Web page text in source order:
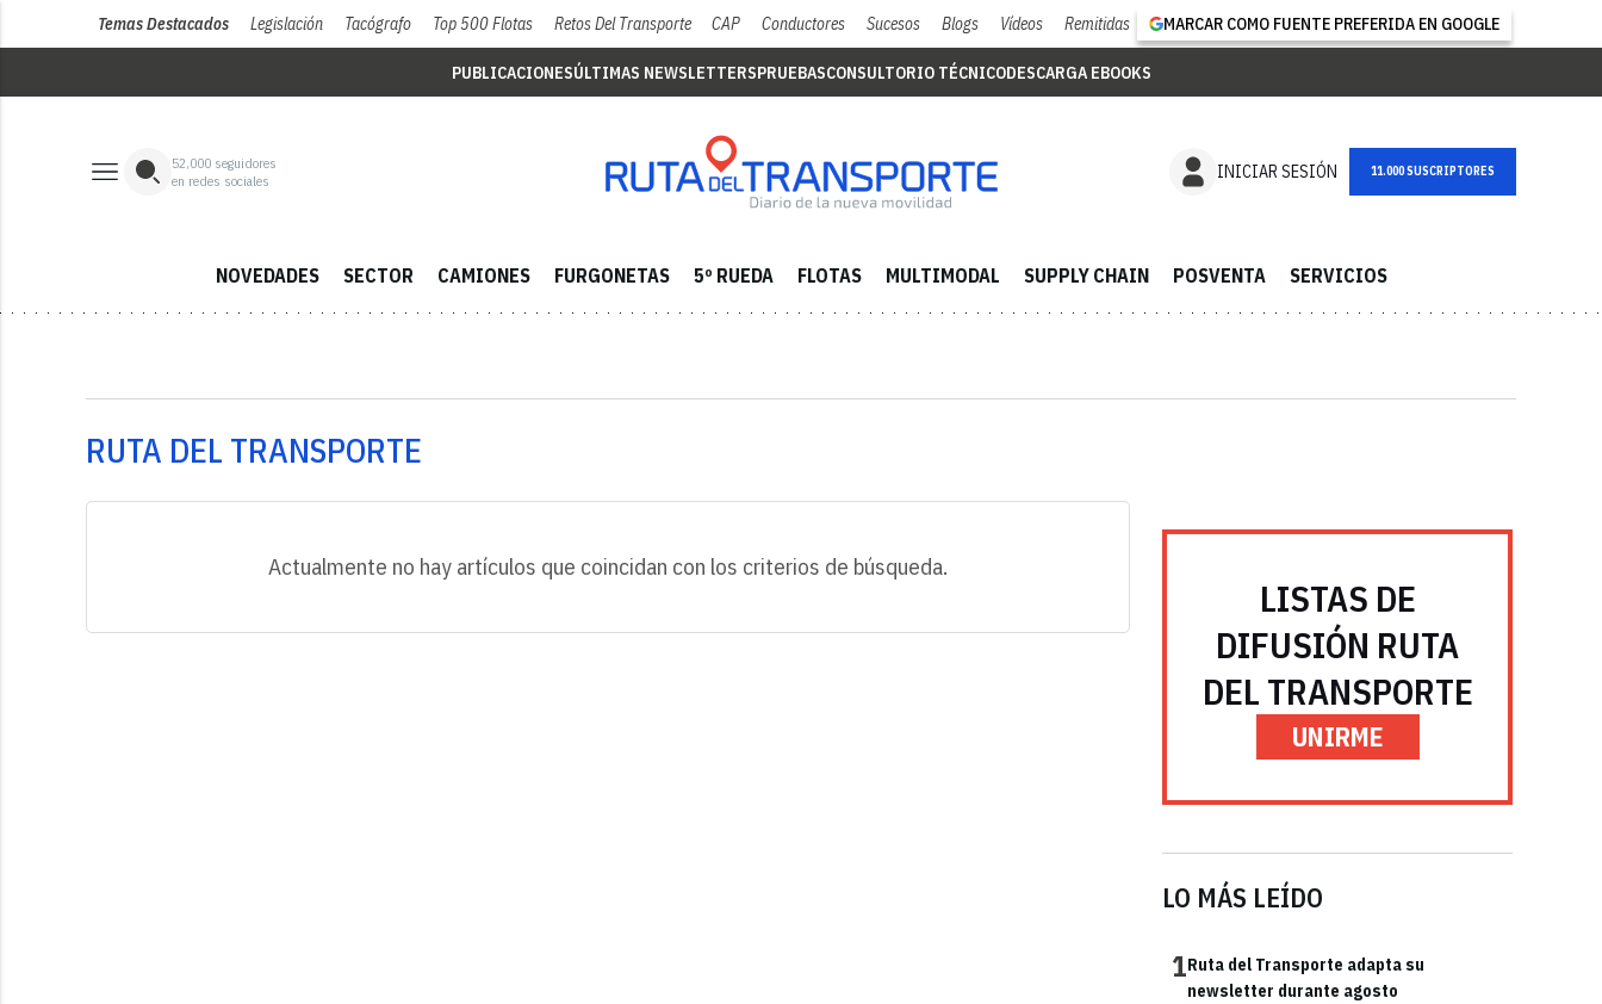
Temas Destacados Legislación Tacógrafo Top 500 Flotas Retos Del Transporte CAP Conductores Sucesos Blogs Vídeos Remitidas MARCAR COMO FUENTE PREFERIDA EN GOOGLE
PUBLICACIONESÚLTIMAS NEWSLETTERSPRUEBASCONSULTORIO TÉCNICODESCARGA EBOOKS
52,000 seguidores
en redes sociales
INICIAR SESIÓN 11.000 SUSCRIPTORES
NOVEDADES SECTOR CAMIONES FURGONETAS 5º RUEDA FLOTAS MULTIMODAL SUPPLY CHAIN POSVENTA SERVICIOS
RUTA DEL TRANSPORTE
Actualmente no hay artículos que coincidan con los criterios de búsqueda.
LISTAS DE
DIFUSIÓN RUTA
DEL TRANSPORTE
UNIRME
LO MÁS LEÍDO
1Ruta del Transporte adapta su
newsletter durante agosto